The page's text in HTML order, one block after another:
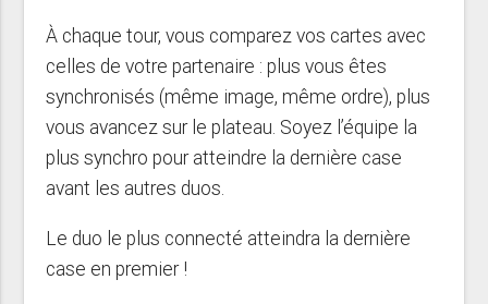
À chaque tour, vous comparez vos cartes avec
celles de votre partenaire : plus vous êtes
synchronisés (même image, même ordre), plus
vous avancez sur le plateau. Soyez l’équipe la
plus synchro pour atteindre la dernière case
avant les autres duos.
Le duo le plus connecté atteindra la dernière
case en premier !